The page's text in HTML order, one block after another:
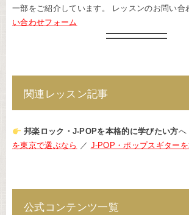
一部をご紹介しています。 レッスンのお問い合
い合わせフォーム
関連レッスン記事
邦楽ロック・J-POPを本格的に学びたい方へ
を東京で選ぶなら ／ J-POP・ポップスギター
公式コンテンツ一覧